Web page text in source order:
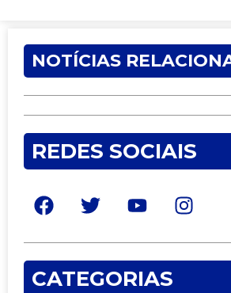
NOTÍCIAS
REDES SOCIAIS
CATEGORIAS